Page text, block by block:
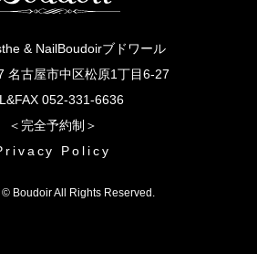
& NailBoudoirブドワール
名古屋市中区松原1丁目6-27
052-331-6636
＜完全予約制＞
Policy
Boudoir All Rights Reserved.